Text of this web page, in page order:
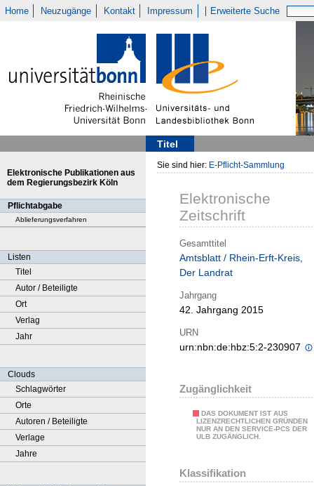
Home Neuzugänge Kontakt Impressum Erweiterte Suche
Titel
Elektronische Publikationen aus
dem Regierungsbezirk Köln
Pflichtabgabe
Ablieferungsverfahren
Listen
Titel
Autor / Beteiligte
Ort
Verlag
Jahr
Clouds
Schlagwörter
Orte
Autoren / Beteiligte
Verlage
Jahre
Sie sind hier: E-Pflicht-Sammlung
Elektronische
Zeitschrift
Gesamttitel
Amtsblatt / Rhein-Erft-Kreis,
Der Landrat
Jahrgang
42. Jahrgang 2015
URN
urn:nbn:de:hbz:5:2-230907
Zugänglichkeit
DAS DOKUMENT IST AUS
LIZENZRECHTLICHEN GRÜNDEN
NUR AN DEN SERVICE-PCS DER
ULB ZUGÄNGLICH.
Klassifikation